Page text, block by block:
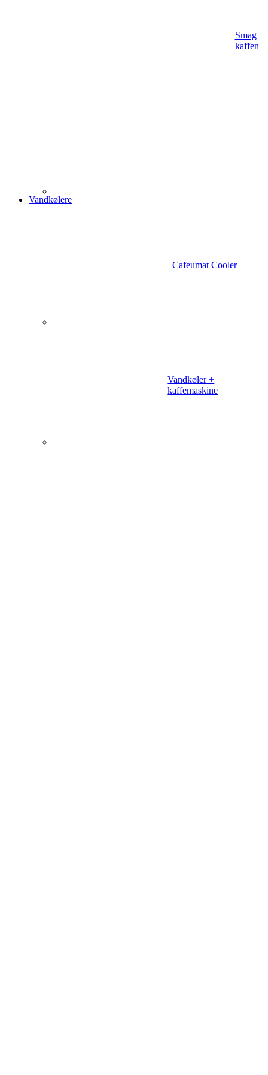
Smag
kaffen
Vandkølere
Cafeumat Cooler
Vandkøler +
kaffemaskine